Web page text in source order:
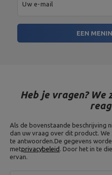
Uw e-mail
EEN
Heb je vragen? We
Als de bovenstaande beschrijving
dan uw vraag over dit product.
te antwoorden.De gegevens
metprivacybeleid . Door het in te
ervan.